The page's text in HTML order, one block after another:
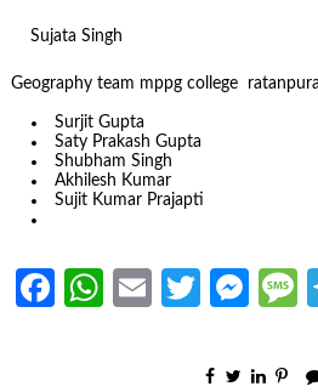
Sujata Singh
Geography team mppg college
Surjit Gupta
Saty Prakash Gupta
Shubham Singh
Akhilesh Kumar
Sujit Kumar Prajapti
Facebook
WhatsApp
Email